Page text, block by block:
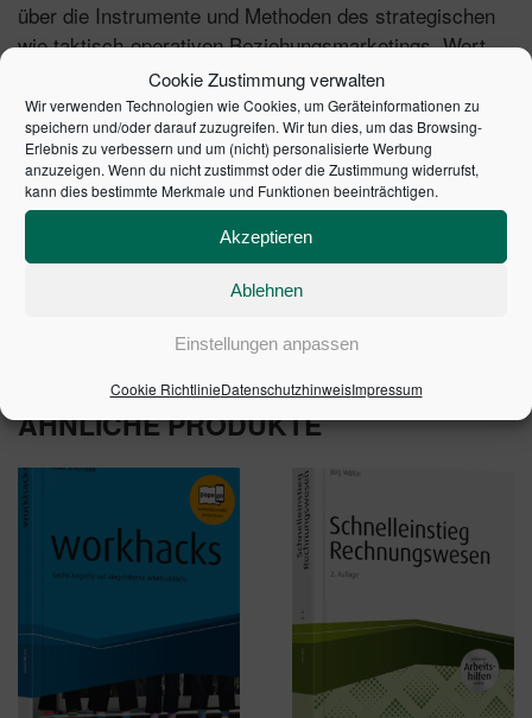
Cookie Zustimmung verwalten
Wir verwenden Technologien wie Cookies, um Geräteinformationen zu
speichern und/oder darauf zuzugreifen. Wir tun dies, um das Browsing-
Erlebnis zu verbessern und um (nicht) personalisierte Werbung
anzuzeigen. Wenn du nicht zustimmst oder die Zustimmung widerrufst,
kann dies bestimmte Merkmale und Funktionen beeinträchtigen.
Akzeptieren
Ablehnen
Einstellungen anpassen
Cookie RichtlinieDatenschutzhinweisImpressum
über die Instrumente und Methoden des strategischen
wie taktisch-operativen Beziehungsmarketings. Wert
gelegt wird insbesondere auf einenganzheitlichen und
nachhaltigen Marketingansatz, der Beziehungen
relevanter Partner in Wertschöpfungsketten
berücksichtigt und Aktionsalternativen anbietet, die zur
Aufrechterhaltung langfristig wirksamer
Geschäftsbeziehungen beitragen.
1. Auflage 2017 | Artikelnummer: 10410-0001 | ISBN:
ÄHNLICHE PRODUKTE